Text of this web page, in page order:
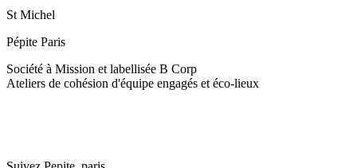
St Michel
Pépite Paris
Société à Mission et labellisée B Corp
Ateliers de cohésion d'équipe engagés et éco-lieux